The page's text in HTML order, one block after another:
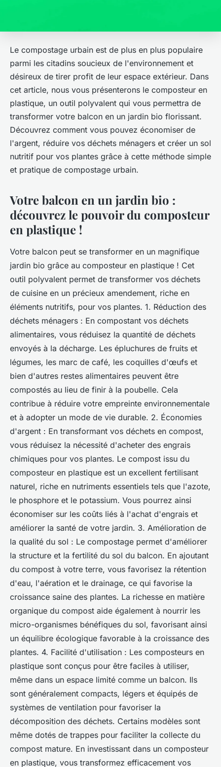
Le compostage urbain est de plus en plus populaire
parmi les citadins soucieux de l'environnement et
désireux de tirer profit de leur espace extérieur. Dans
cet article, nous vous présenterons le composteur en
plastique, un outil polyvalent qui vous permettra de
transformer votre balcon en un jardin bio florissant.
Découvrez comment vous pouvez économiser de
l'argent, réduire vos déchets ménagers et créer un sol
nutritif pour vos plantes grâce à cette méthode simple
et pratique de compostage urbain.
Votre balcon en un jardin bio :
découvrez le pouvoir du composteur
en plastique !
Votre balcon peut se transformer en un magnifique
jardin bio grâce au composteur en plastique ! Cet
outil polyvalent permet de transformer vos déchets
de cuisine en un précieux amendement, riche en
éléments nutritifs, pour vos plantes. 1. Réduction des
déchets ménagers : En compostant vos déchets
alimentaires, vous réduisez la quantité de déchets
envoyés à la décharge. Les épluchures de fruits et
légumes, les marc de café, les coquilles d'œufs et
bien d'autres restes alimentaires peuvent être
compostés au lieu de finir à la poubelle. Cela
contribue à réduire votre empreinte environnementale
et à adopter un mode de vie durable. 2. Économies
d'argent : En transformant vos déchets en compost,
vous réduisez la nécessité d'acheter des engrais
chimiques pour vos plantes. Le compost issu du
composteur en plastique est un excellent fertilisant
naturel, riche en nutriments essentiels tels que l'azote,
le phosphore et le potassium. Vous pourrez ainsi
économiser sur les coûts liés à l'achat d'engrais et
améliorer la santé de votre jardin. 3. Amélioration de
la qualité du sol : Le compostage permet d'améliorer
la structure et la fertilité du sol du balcon. En ajoutant
du compost à votre terre, vous favorisez la rétention
d'eau, l'aération et le drainage, ce qui favorise la
croissance saine des plantes. La richesse en matière
organique du compost aide également à nourrir les
micro-organismes bénéfiques du sol, favorisant ainsi
un équilibre écologique favorable à la croissance des
plantes. 4. Facilité d'utilisation : Les composteurs en
plastique sont conçus pour être faciles à utiliser,
même dans un espace limité comme un balcon. Ils
sont généralement compacts, légers et équipés de
systèmes de ventilation pour favoriser la
décomposition des déchets. Certains modèles sont
même dotés de trappes pour faciliter la collecte du
compost mature. En investissant dans un composteur
en plastique, vous transformez efficacement vos